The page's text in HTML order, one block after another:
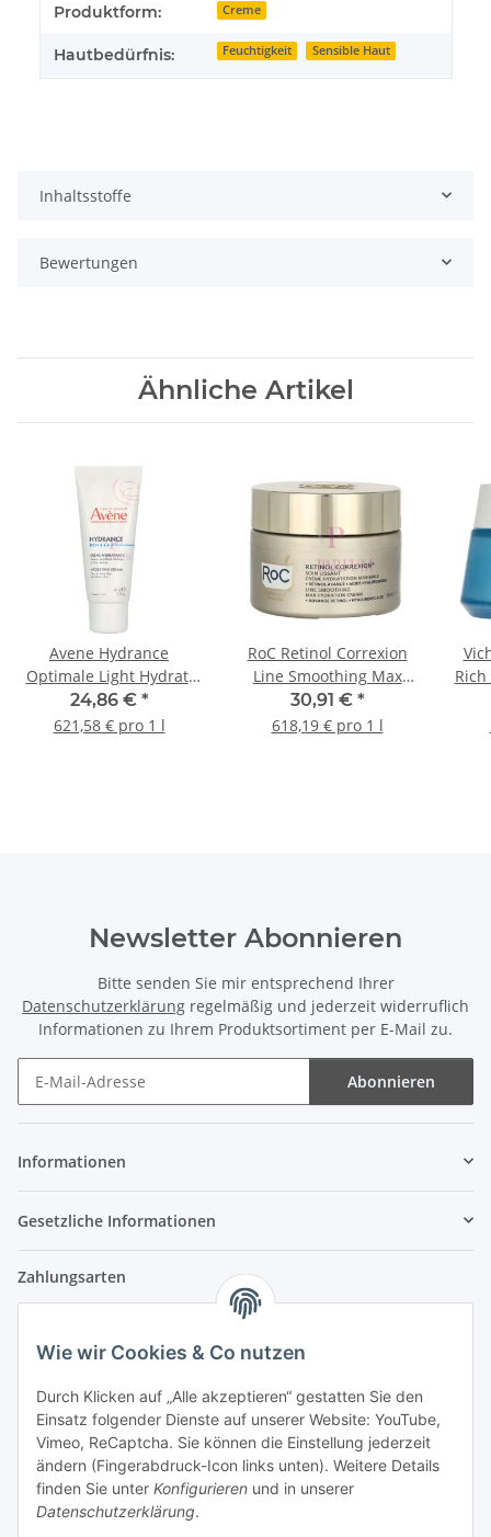
Wie wir Cookies & Co nutzen
Durch Klicken auf „Alle akzeptieren“ gestatten Sie den
Einsatz folgender Dienste auf unserer Website: YouTube,
Vimeo, ReCaptcha. Sie können die Einstellung jederzeit
ändern (Fingerabdruck-Icon links unten). Weitere Details
finden Sie unter Konfigurieren und in unserer
Datenschutzerklärung.
Produktform: Creme
Hautbedürfnis: Feuchtigkeit Sensible Haut
Inhaltsstoffe
Bewertungen
Ähnliche Artikel
Avene Hydrance
Optimale Light Hydrat.
Cream SPF20 40ml
24,86 € *
621,58 € pro 1 l
RoC Retinol Correxion
Line Smoothing Max
Hydration Cream 50ml
30,91 € *
618,19 € pro 1 l
Newsletter Abonnieren
Bitte senden Sie mir entsprechend Ihrer
Datenschutzerklärung regelmäßig und jederzeit widerruflich
Informationen zu Ihrem Produktsortiment per E-Mail zu.
Abonnieren
Informationen
Gesetzliche Informationen
Zahlungsarten
Versandpartner
Partner